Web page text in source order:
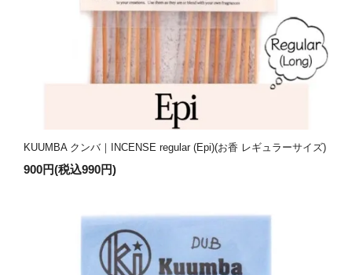
KUUMBA クンバ｜INCENSE regular (Epi)(お香 レギュラーサイズ)
900円(税込990円)